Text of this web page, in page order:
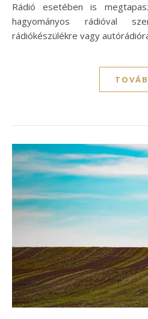
Rádió esetében is
hagyományos rádióval
rádiókészülékre vagy